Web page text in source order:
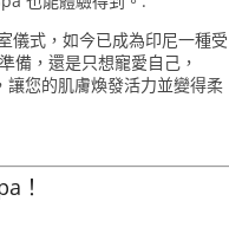
儀式，如今已成為印尼一種受
備，還是只想寵愛自己，
您的肌膚煥發活力並變得柔
！